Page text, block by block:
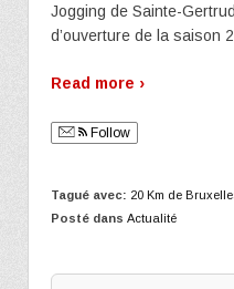
Jogging de Sainte-
d’ouverture de la saison
Read more ›
Follow
Tagué avec: 20 Km de
Posté dans Actualité